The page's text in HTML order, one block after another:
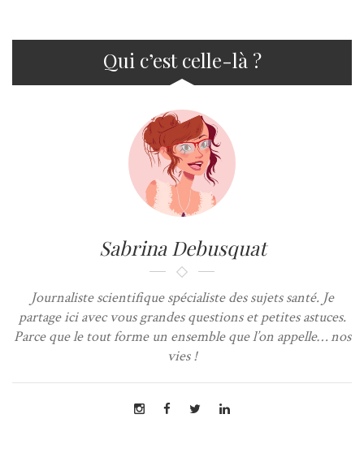
Qui c’est celle-là ?
Sabrina Debusquat
Journaliste scientifique spécialiste des sujets santé. Je
partage ici avec vous grandes questions et petites astuces.
Parce que le tout forme un ensemble que l’on appelle… nos
vies !